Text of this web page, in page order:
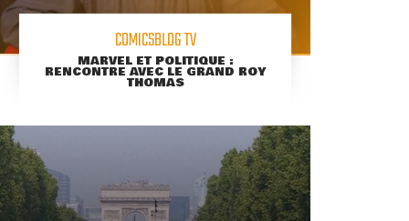
COMICSBLOG TV
MARVEL ET POLITIQUE :
RENCONTRE AVEC LE GRAND ROY
THOMAS